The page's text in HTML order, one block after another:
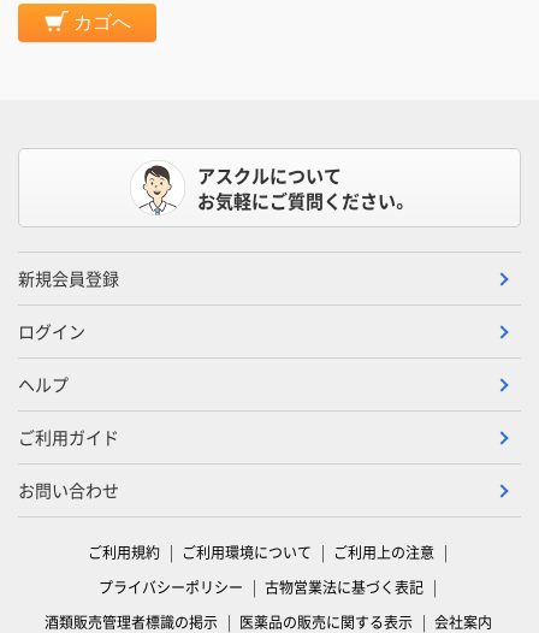
カゴへ
アスクルについて
お気軽にご質問ください。
新規会員登録
ログイン
ヘルプ
ご利用ガイド
お問い合わせ
ご利用規約 ご利用環境について
ご利用上の注意
プライバシーポリシー
古物営業法に基づく表記
酒類販売管理者標識の掲示
医薬品の販売に関する表示 会社案内